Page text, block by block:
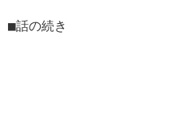
■話の続き